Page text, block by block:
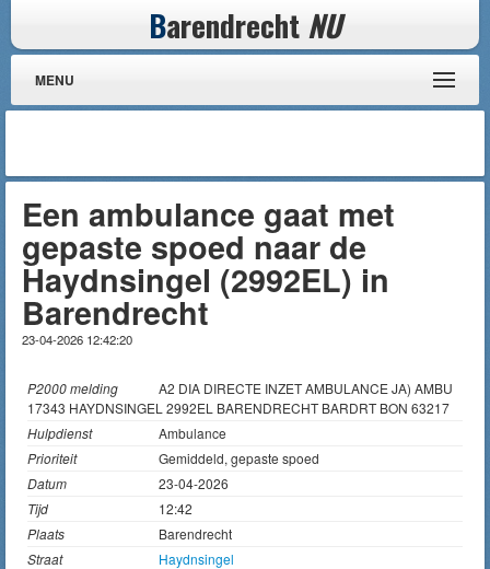
Barendrecht NU
MENU
Een ambulance gaat met
gepaste spoed naar de
Haydnsingel (2992EL) in
Barendrecht
23-04-2026 12:42:20
P2000 melding
A2 DIA DIRECTE INZET AMBULANCE JA) AMBU
17343 HAYDNSINGEL 2992EL BARENDRECHT BARDRT BON 63217
Hulpdienst
Ambulance
Prioriteit
Gemiddeld, gepaste spoed
Datum
23-04-2026
Tijd
12:42
Plaats
Barendrecht
Straat
Haydnsingel